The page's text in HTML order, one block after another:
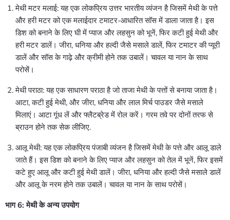
मेथी मटर मलाई: यह एक लोकप्रिय उत्तर भारतीय व्यंजन है जिसमें मेथी के पत्ते
और हरी मटर को एक मलाईदार टमाटर-आधारित सॉस में डाला जाता है। इस
डिश को बनाने के लिए घी में प्याज और लहसुन को भूनें, फिर कटी हुई मेथी और
हरी मटर डालें। जीरा, धनिया और हल्दी जैसे मसाले डालें, फिर टमाटर की प्यूरी
डालें और सॉस के गाढ़े और क्रीमी होने तक उबालें। चावल या नान के साथ
परोसें।
मेथी पराठा: यह एक साधारण पराठा है जो ताजा मेथी के पत्तों से बनाया जाता है।
आटा, कटी हुई मेथी, और जीरा, धनिया और लाल मिर्च पाउडर जैसे मसाले
मिलाएं। आटा गूंध लें और फ्लैटब्रेड में रोल करें। गरम तवे पर दोनों तरफ से
ब्राउन होने तक सेक लीजिए.
आलू मेथी: यह एक लोकप्रिय पंजाबी व्यंजन है जिसमें मेथी के पत्ते और आलू डाले
जाते हैं। इस डिश को बनाने के लिए प्याज और लहसुन को तेल में भूनें, फिर इसमें
कटे हुए आलू और कटी हुई मेथी डालें। जीरा, धनिया और हल्दी जैसे मसाले डालें
और आलू के नरम होने तक उबालें। चावल या नान के साथ परोसें।
भाग 6: मेथी के अन्य उपयोग